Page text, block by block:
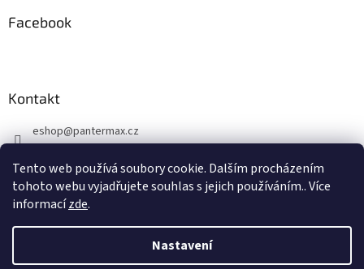
Tento web používá soubory cookie. Dalším procházením
tohoto webu vyjadřujete souhlas s jejich používáním.. Více
informacízde.
Nastavení
Facebook
Kontakt
eshop@pantermax.cz
https://www.facebook.com/pantermax.cz
Vytvořil Shoptet